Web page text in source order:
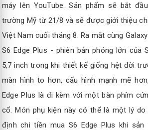
máy lên YouTube. Sản phẩm sẽ bắt
trường Mỹ từ 21/8 và sẽ được giới thiệu
Việt Nam cuối tháng 8. Ra mắt cùng
S6 Edge Plus - phiên bản phóng lớn của
5,7 inch trong khi thiết kế giống hệt đời
màn hình to hơn, cấu hình mạnh mẽ
Edge Plus là đi kèm với một bàn phím
cổ. Món phụ kiện này có thể là một lý
định chi tiền mua S6 Edge Plus khi